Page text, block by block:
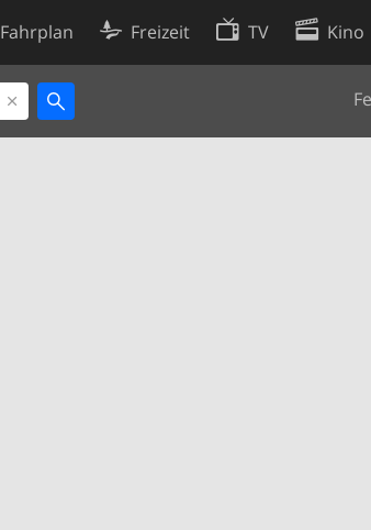
Fahrplan Freizeit TV Kino
Cookie-Richtlinie
Cookie-Einstellungen